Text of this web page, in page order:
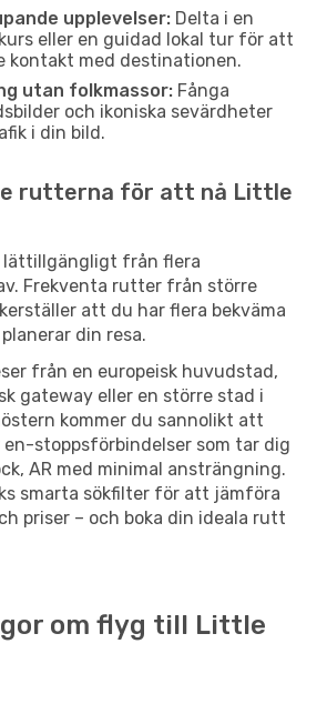
upplevelser: Delta i en
eller en guidad lokal tur för att
kontakt med destinationen.
utan folkmassor: Fånga
och ikoniska sevärdheter
i din bild.
rutterna för att nå Little
lättillgängligt från flera
Frekventa rutter från större
att du har flera bekväma
din resa.
från en europeisk huvudstad,
gateway eller en större stad i
kommer du sannolikt att
stoppsförbindelser som tar dig
AR med minimal ansträngning.
smarta sökfilter för att jämföra
priser – och boka din ideala rutt
om flyg till Little